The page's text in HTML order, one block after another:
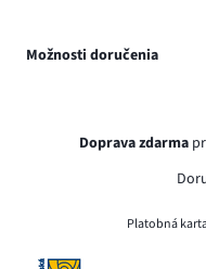
Možnosti doručenia
Doprava zdarma
Platobná